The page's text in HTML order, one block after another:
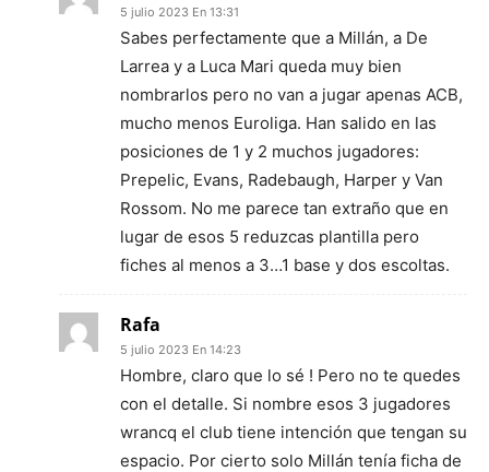
5 julio 2023 En 13:31
Sabes perfectamente que a Millán, a De
Larrea y a Luca Mari queda muy bien
nombrarlos pero no van a jugar apenas ACB,
mucho menos Euroliga. Han salido en las
posiciones de 1 y 2 muchos jugadores:
Prepelic, Evans, Radebaugh, Harper y Van
Rossom. No me parece tan extraño que en
lugar de esos 5 reduzcas plantilla pero
fiches al menos a 3…1 base y dos escoltas.
Rafa
5 julio 2023 En 14:23
Hombre, claro que lo sé ! Pero no te quedes
con el detalle. Si nombre esos 3 jugadores
wrancq el club tiene intención que tengan su
espacio. Por cierto solo Millán tenía ficha de